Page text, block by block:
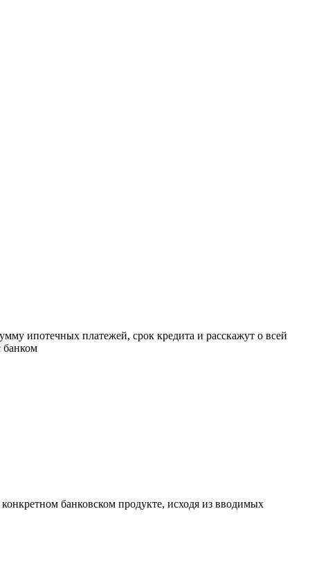
ипотечных платежей, срок кредита и расскажут о всей
банком
банковском продукте, исходя из вводимых